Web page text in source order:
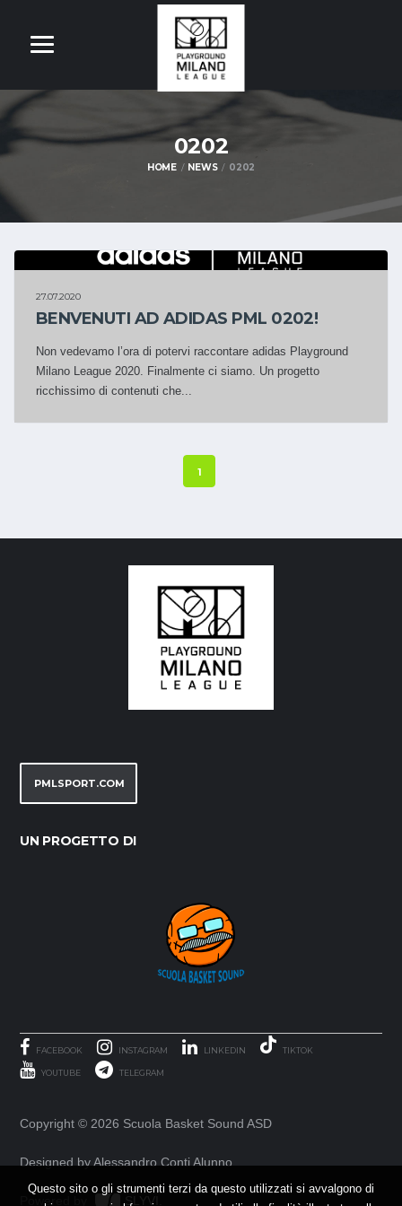
0202
HOME NEWS 0202
27.07.2020
BENVENUTI AD ADIDAS PML 0202!
Non vedevamo l’ora di potervi raccontare adidas Playground
Milano League 2020. Finalmente ci siamo. Un progetto
ricchissimo di contenuti che...
1
PMLSPORT.COM
UN PROGETTO DI
FACEBOOK INSTAGRAM LINKEDIN TIKTOK
YOUTUBE TELEGRAM
Copyright © 2026 Scuola Basket Sound ASD
Designed by Alessandro Conti Alunno
Powered by SLYVI.
Questo sito o gli strumenti terzi da questo utilizzati si avvalgono di